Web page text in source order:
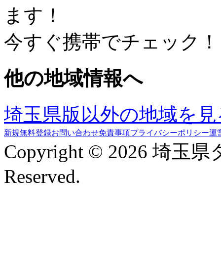
ます！
今すぐ携帯でチェック！
他の地域情報へ
埼玉県版以外の地域を
新規無料登録お問い合わせ免責事項プライバシーポリシー運
Copyright © 2026 埼玉
Reserved.